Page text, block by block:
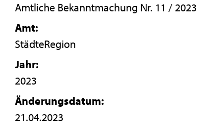
Amtliche Bekanntmachung Nr. 11 / 2023
Amt:
StädteRegion
Jahr:
2023
Änderungsdatum:
21.04.2023